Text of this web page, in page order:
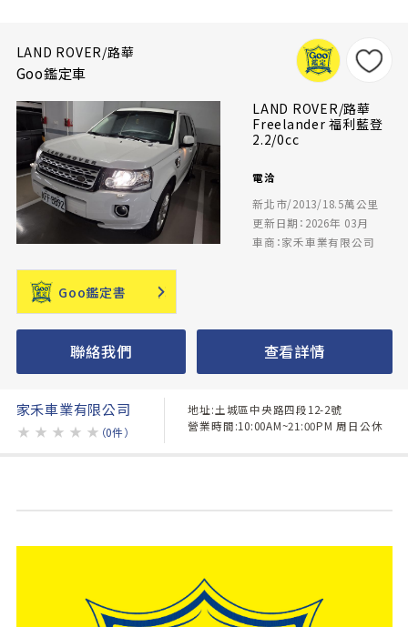
LAND ROVER/路華
Goo鑑定車
LAND ROVER/路華
Freelander 福利藍登
2.2/0cc
電洽
新北市/2013/18.5萬公里
更新日期：2026年 03月
車商：家禾車業有限公司
Goo鑑定書
聯絡我們 查看詳情
家禾車業有限公司
★ ★ ★ ★ ★ （0件）
地址:土城區中央路四段12-2號
營業時間:10:00AM~21:00PM 周日公休